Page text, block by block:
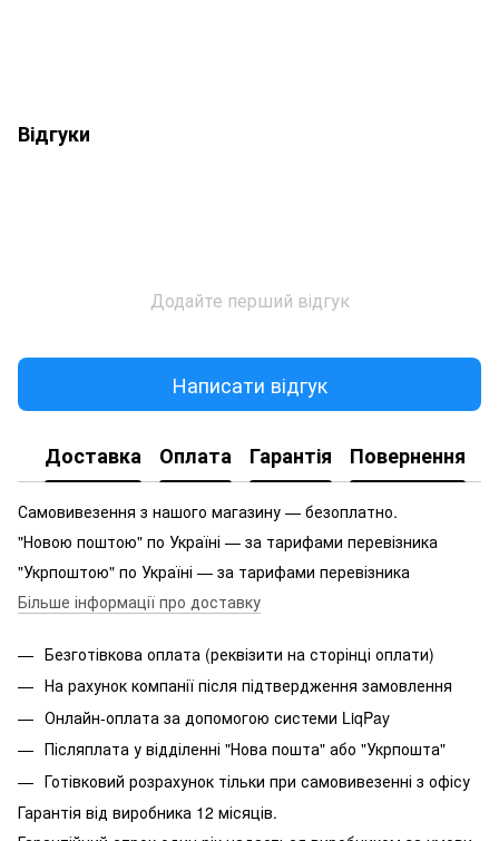
Відгуки
Додайте перший відгук
Написати відгук
Доставка Оплата Гарантія Повернення
Самовивезення з нашого магазину — безоплатно.
"Новою поштою" по Україні — за тарифами перевізника
"Укрпоштою" по Україні — за тарифами перевізника
Більше інформації про доставку
Безготівкова оплата (реквізити на сторінці оплати)
На рахунок компанії після підтвердження замовлення
Онлайн-оплата за допомогою системи LiqPay
Післяплата у відділенні "Нова пошта" або "Укрпошта"
Готівковий розрахунок тільки при самовивезенні з офісу
Гарантія від виробника 12 місяців.